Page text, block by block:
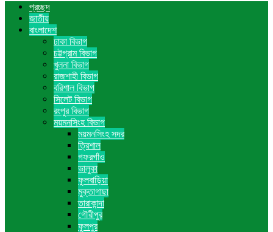
প্রচ্ছদ
জাতীয়
বাংলাদেশ
ঢাকা বিভাগ
চট্টগ্রাম বিভাগ
খুলনা বিভাগ
রাজশাহী বিভাগ
বরিশাল বিভাগ
সিলেট বিভাগ
রংপুর বিভাগ
ময়মনসিংহ বিভাগ
ময়মনসিংহ সদর
ত্রিশাল
গফরগাঁও
ভালুকা
ফুলবাড়িয়া
মুক্তাগাছা
তারাকান্দা
গৌরীপুর
ফুলপুর